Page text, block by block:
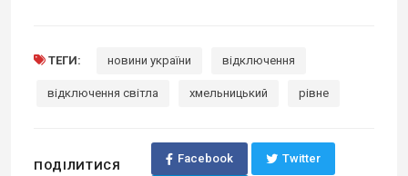
ТЕГИ: новини україни відключення
відключення світла хмельницький рівне
ПОДІЛИТИСЯ
Facebook Twitter